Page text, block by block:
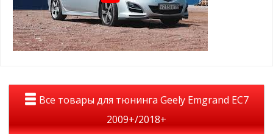
сделаны из термоэластопласта
брызговики сертифицированы
сложно деформировать и устойчивы к ударам камней
держат форму в любое время года
не ломаются и не трескаются
Комплект поставки:
брызговики
крепежные элементы
инструкция
Все товары для тюнинга Geely Emgrand EC7
2009+/2018+